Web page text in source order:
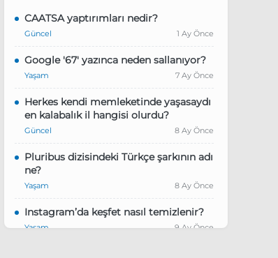
CAATSA yaptırımları nedir?
Güncel 1 Ay Önce
Google '67' yazınca neden sallanıyor?
Yaşam 7 Ay Önce
Herkes kendi memleketinde yaşasaydı
en kalabalık il hangisi olurdu?
Güncel 8 Ay Önce
Pluribus dizisindeki Türkçe şarkının adı
ne?
Yaşam 8 Ay Önce
Instagram’da keşfet nasıl temizlenir?
Yaşam 9 Ay Önce